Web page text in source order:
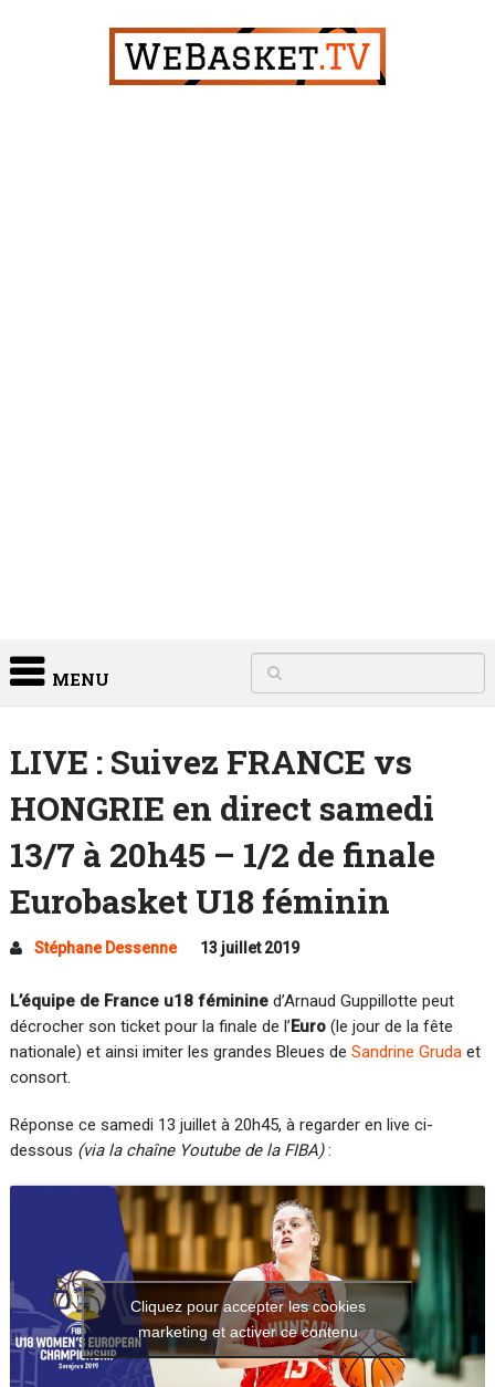
MENU
LIVE : Suivez FRANCE vs
HONGRIE en direct samedi
13/7 à 20h45 – 1/2 de finale
Eurobasket U18 féminin
Stéphane Dessenne 13 juillet 2019
L’équipe de France u18 féminined’Arnaud Guppillotte peut
décrocher son ticket pour la finale de l’Euro(le jour de la fête
nationale) et ainsi imiter les grandes Bleues de Sandrine Grudaet
consort.
Réponse ce samedi 13 juillet à 20h45, à regarder en live ci-
dessous (via la chaîne Youtube de la FIBA):
Cliquez pour accepter les cookies
marketing et activer ce contenu